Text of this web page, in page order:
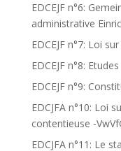
EDCEJF n°6:
administrative
EDCEJF n°7: Loi
EDCEJF n°8:
EDCEJF n°9:
EDCJFA n°10: Loi
contentieuse -
EDCJFA n°11: Le